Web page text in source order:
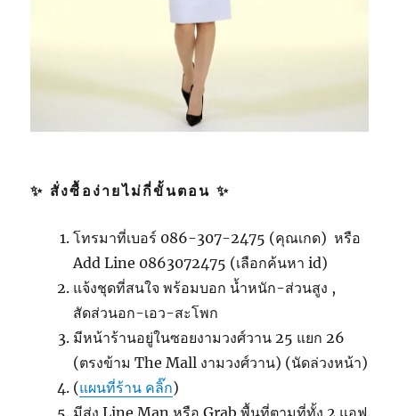
✨ สั่งซื้อง่ายไม่กี่ขั้นตอน ✨
โทรมาที่เบอร์ 086-307-2475 (คุณเกด) หรือ
Add Line 0863072475 (เลือกค้นหา id)
แจ้งชุดที่สนใจ พร้อมบอก น้ำหนัก-ส่วนสูง ,
สัดส่วนอก-เอว-สะโพก
มีหน้าร้านอยู่ในซอยงามวงศ์วาน 25 แยก 26
(ตรงข้าม The Mall งามวงศ์วาน) (นัดล่วงหน้า)
(แผนที่ร้าน คลิ๊ก)
มีส่ง Line Man หรือ Grab พื้นที่ตามที่ทั้ง 2 แอฟ